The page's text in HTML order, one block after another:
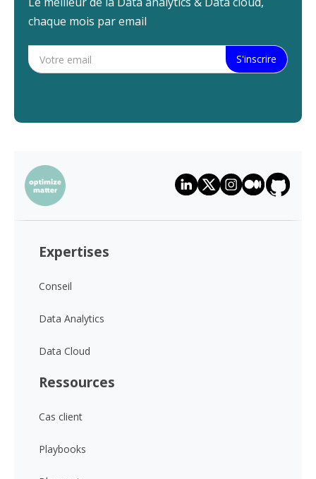
chaque mois par email
Expertises
Conseil
Data Analytics
Data Cloud
Ressources
Cas client
Playbooks